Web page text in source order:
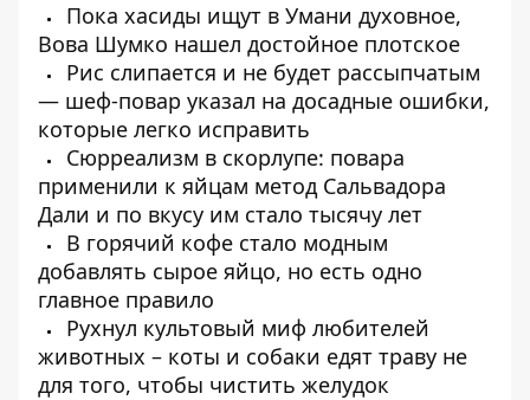
Пока хасиды ищут в Умани духовное,
Вова Шумко нашел достойное плотское
Рис слипается и не будет рассыпчатым
— шеф-повар указал на досадные ошибки,
которые легко исправить
Сюрреализм в скорлупе: повара
применили к яйцам метод Сальвадора
Дали и по вкусу им стало тысячу лет
В горячий кофе стало модным
добавлять сырое яйцо, но есть одно
главное правило
Рухнул культовый миф любителей
животных – коты и собаки едят траву не
для того, чтобы чистить желудок